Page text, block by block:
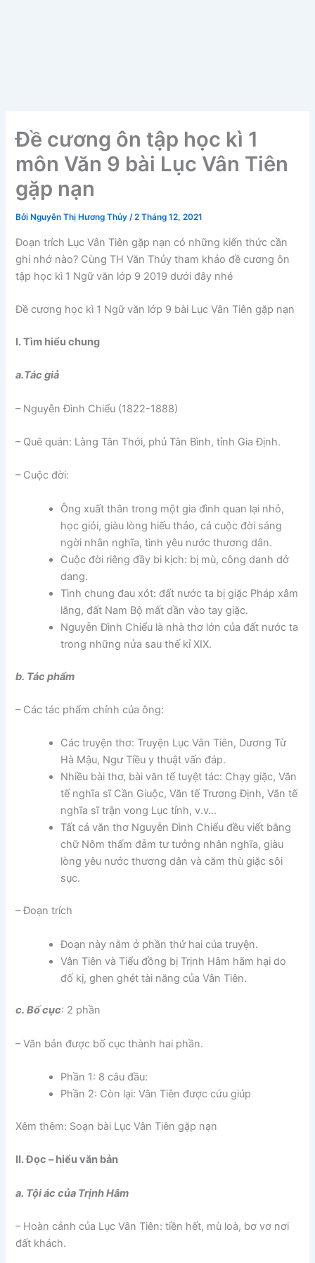
Đề cương ôn tập học kì 1
môn Văn 9 bài Lục Vân Tiên
gặp nạn
Bởi Nguyễn Thị Hương Thủy/2 Tháng 12, 2021
Đoạn trích Lục Vân Tiên gặp nạn có những kiến thức cần
ghi nhớ nào? Cùng TH Văn Thủy tham khảo đề cương ôn
tập học kì 1 Ngữ văn lớp 9 2019 dưới đây nhé
Đề cương học kì 1 Ngữ văn lớp 9 bài Lục Vân Tiên gặp nạn
I. Tìm hiểu chung
a.Tác giả
– Nguyễn Đình Chiểu (1822-1888)
– Quê quán: Làng Tân Thới, phủ Tân Bình, tỉnh Gia Định.
– Cuộc đời:
Ông xuất thân trong một gia đình quan lại nhỏ,
học giỏi, giàu lòng hiếu thảo, cả cuộc đời sáng
ngời nhân nghĩa, tình yêu nước thương dân.
Cuộc đời riêng đầy bi kịch: bị mù, công danh dở
dang.
Tình chung đau xót: đất nước ta bị giặc Pháp xâm
lăng, đất Nam Bộ mất dần vào tay giặc.
Nguyễn Đình Chiểu là nhà thơ lớn của đất nước ta
trong những nửa sau thế kỉ XIX.
b. Tác phẩm
– Các tác phẩm chính của ông:
Các truyện thơ: Truyện Lục Vân Tiên, Dương Từ
Hà Mậu, Ngư Tiều y thuật vấn đáp.
Nhiều bài thơ, bài văn tế tuyệt tác: Chạy giặc, Văn
tế nghĩa sĩ Cần Giuộc, Văn tế Trương Định, Văn tế
nghĩa sĩ trận vong Lục tỉnh, v.v…
Tất cả văn thơ Nguyễn Đình Chiểu đều viết bằng
chữ Nôm thấm đẫm tư tưởng nhân nghĩa, giàu
lòng yêu nước thương dân và căm thù giặc sôi
sục.
– Đoạn trích
Đoạn này nằm ở phần thứ hai của truyện.
Vân Tiên và Tiểu đồng bị Trịnh Hâm hãm hại do
đố kị, ghen ghét tài năng của Vân Tiên.
c. Bố cục: 2 phần
– Văn bản được bố cục thành hai phần.
Phần 1: 8 câu đầu:
Phần 2: Còn lại: Vân Tiên được cứu giúp
Xêm thêm: Soạn bài Lục Vân Tiên gặp nạn
II. Đọc – hiểu văn bản
a. Tội ác của Trịnh Hâm
– Hoàn cảnh của Lục Vân Tiên: tiền hết, mù loà, bơ vơ nơi
đất khách.